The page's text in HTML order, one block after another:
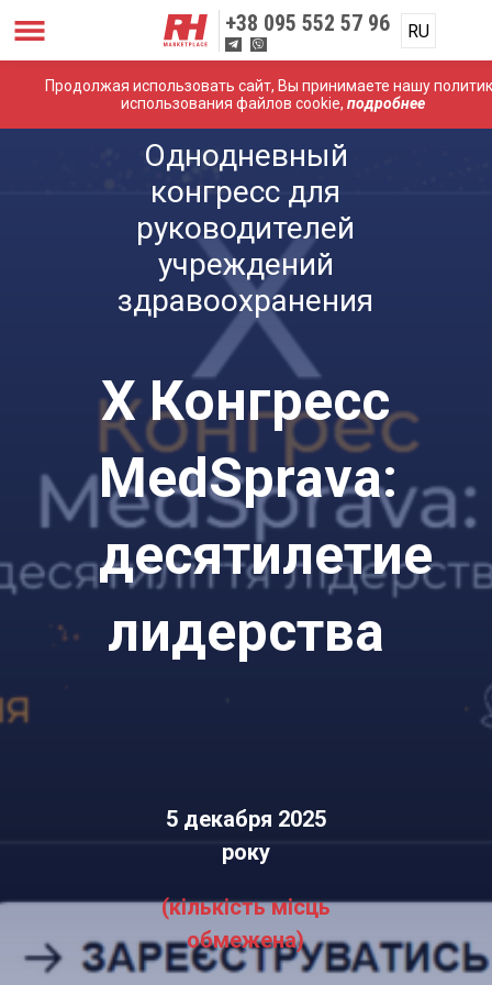
Продолжая использовать сайт, Вы принимаете нашу
использования файлов cookie, подробнее
+38 095 552 57 96 RU
Однодневный
конгресс для
руководителей
учреждений
здравоохранения
Х Конгресс
MedSprava:
десятилетие
лидерства
5 декабря 2025
року
(кількість місць
обмежена)